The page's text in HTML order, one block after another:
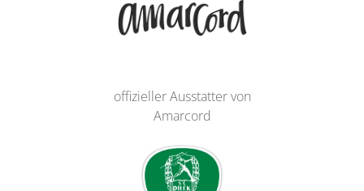
offizieller Ausstatter von
Amarcord